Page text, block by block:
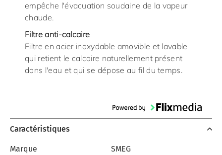
empêche l'évacuation soudaine de la vapeur
chaude.
Filtre anti-calcaire
Filtre en acier inoxydable amovible et lavable
qui retient le calcaire naturellement présent
dans l'eau et qui se dépose au fil du temps.
Caractéristiques
Marque SMEG